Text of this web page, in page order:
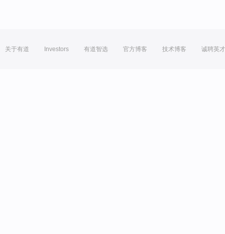
关于有道 Investors 有道智选 官方博客 技术博客 诚聘英才